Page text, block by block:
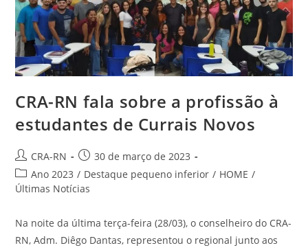
CRA-RN fala sobre a profissão à
estudantes de Currais Novos
Autor
do
post:
CRA-RN
Post
publicado:
30 de março de 2023
Categoria
do
Ano 2023 / Destaque pequeno inferior / HOME /
Últimas Notícias
Na noite da última terça-feira (28/03), o conselheiro do CRA-
RN, Adm. Diêgo Dantas, representou o regional junto aos